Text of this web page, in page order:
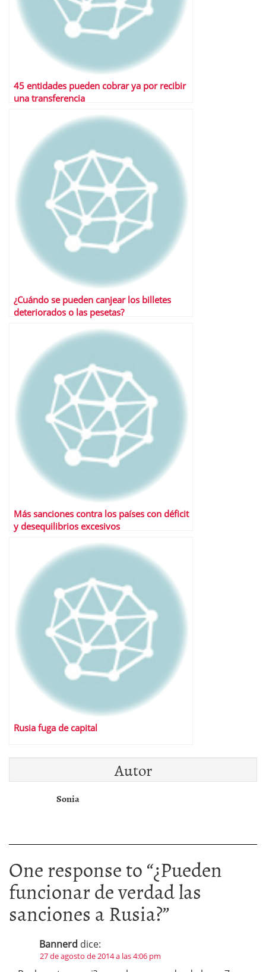
45 entidades pueden cobrar ya por recibir
una transferencia
¿Cuándo se pueden canjear los billetes
deteriorados o las pesetas?
Más sanciones contra los países con déficit
y desequilibrios excesivos
Rusia fuga de capital
Autor
Sonia
One response to “¿Pueden
funcionar de verdad las
sanciones a Rusia?”
Bannerd dice:
27 de agosto de 2014 a las 4:06 pm